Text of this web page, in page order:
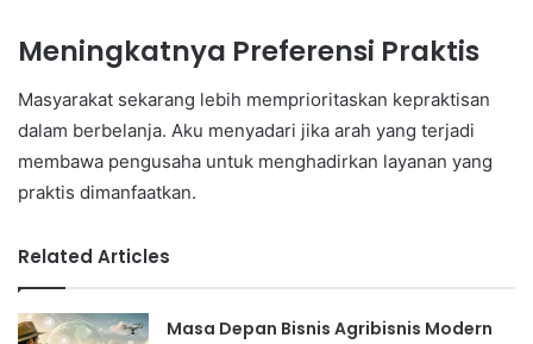
Meningkatnya Preferensi Praktis
Masyarakat sekarang lebih memprioritaskan kepraktisan
dalam berbelanja. Aku menyadari jika arah yang terjadi
membawa pengusaha untuk menghadirkan layanan yang
praktis dimanfaatkan.
Related Articles
Masa Depan Bisnis Agribisnis Modern